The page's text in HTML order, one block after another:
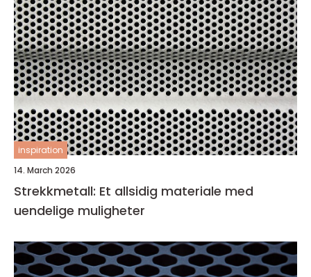
inspiration
14. March 2026
Strekkmetall: Et allsidig materiale med
uendelige muligheter